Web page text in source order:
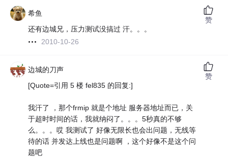
希鱼
还有边城兄，压力测试没搞过 汗。。。
2010-10-26
赞
边城的刀声
[Quote=引用 5 楼 fel835 的回复:]
我汗了 ，那个frmip 就是个地址 服务器地址而已，关
于超时时间的话，我就纳闷了。。。5秒真的不够
么。。。哎 我测试了 好像无限长也会出问题，无线等
待的话 并发达上线也是问题啊 ，这个好像不是这个问
题吧
赞